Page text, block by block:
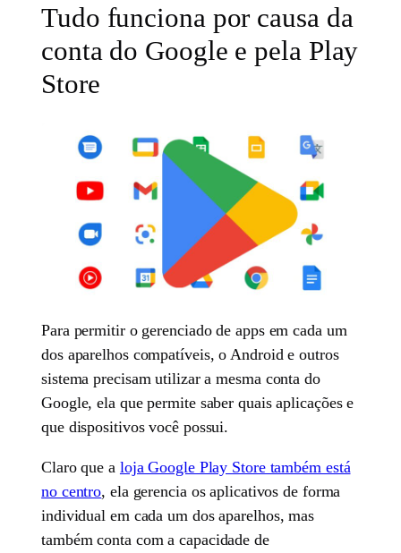
Tudo funciona por causa da
conta do Google e pela Play
Store
Para permitir o gerenciado de apps em cada um
dos aparelhos compatíveis, o Android e outros
sistema precisam utilizar a mesma conta do
Google, ela que permite saber quais aplicações e
que dispositivos você possui.
Claro que a loja Google Play Store também está
no centro, ela gerencia os aplicativos de forma
individual em cada um dos aparelhos, mas
também conta com a capacidade de